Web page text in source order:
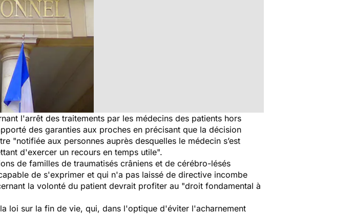
l'arrêt des traitements par les médecins des patients hors
des garanties aux proches en précisant que la décision
"notifiée aux personnes auprès desquelles le médecin s’est
d'exercer un recours en temps utile".
de familles de traumatisés crâniens et de cérébro-lésés
de s'exprimer et qui n'a pas laissé de directive incombe
la volonté du patient devrait profiter au "droit fondamental à
loi sur la fin de vie, qui, dans l'optique d'éviter l'acharnement